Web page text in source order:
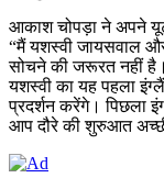
आकाश चोपड़ा ने अपने
“मैं यशस्वी जायसवाल
सोचने की जरूरत नहीं है।
यशस्वी का यह पहला
प्रदर्शन करेंगे। पिछला
आप दौरे की शुरुआत